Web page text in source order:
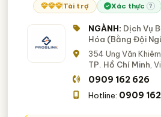
Tài trợ Xác thực ?
NGÀNH: Dịch Vụ
Hóa (Bằng Đội
354 Ung Văn
TP. Hồ Chí Minh ,
0909 162 626
Hotline: 0909